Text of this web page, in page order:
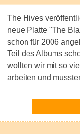
The Hives
neue Platte "The
schon für 2006
Teil des Albums
wollten wir mit so
arbeiten und